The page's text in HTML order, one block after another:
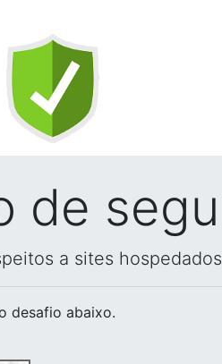
de
a sites
desafio abaixo.